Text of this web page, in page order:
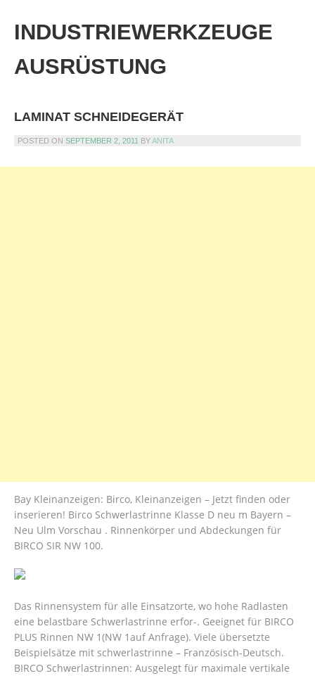
content
INDUSTRIEWERKZEUGE
AUSRÜSTUNG
LAMINAT SCHNEIDEGERÄT
POSTED ON SEPTEMBER 2, 2011 BYANITA
Bay Kleinanzeigen: Birco, Kleinanzeigen – Jetzt finden oder
inserieren! Birco Schwerlastrinne Klasse D neu m Bayern –
Neu Ulm Vorschau . Rinnenkörper und Abdeckungen für
BIRCO SIR NW 100.
Das Rinnensystem für alle Einsatzorte, wo hohe Radlasten
eine belastbare Schwerlastrinne erfor-. Geeignet für BIRCO
PLUS Rinnen NW 1(NW 1auf Anfrage). Viele übersetzte
Beispielsätze mit schwerlastrinne – Französisch-Deutsch.
BIRCO Schwerlastrinnen: Ausgelegt für maximale vertikale